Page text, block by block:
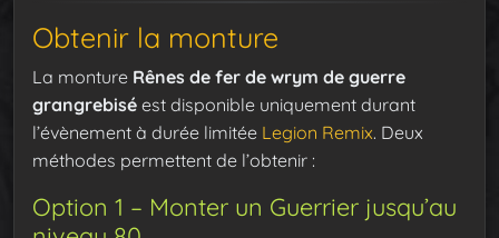
Obtenir la monture
La monture Rênes de fer de wrym de guerre
grangrebisé est disponible uniquement durant
l’évènement à durée limitée Legion Remix. Deux
méthodes permettent de l’obtenir :
Option 1 – Monter un Guerrier jusqu’au